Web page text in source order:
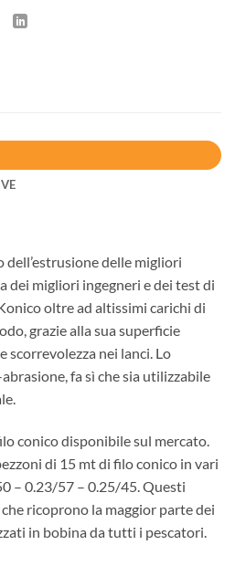
delle migliori
dei migliori ingegneri e dei test di
oltre ad altissimi carichi di
grazie alla sua superficie
scorrevolezza nei lanci. Lo
fa sì che sia utilizzabile
conico disponibile sul mercato.
di 15 mt di filo conico in vari
– 0.23/57 – 0.25/45. Questi
ricoprono la maggior parte dei
in bobina da tutti i pescatori.